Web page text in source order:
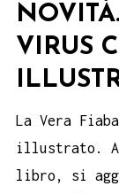
VIRUS
La Vera
illustrato.
libro, si